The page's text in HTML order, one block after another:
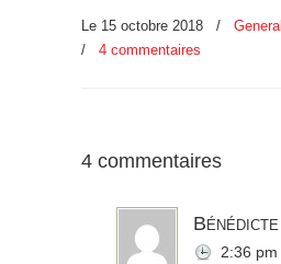
Le 15 octobre 2018 /
General
/ 4 commentaires
4 commentaires
Bénédicte
2:36 pm